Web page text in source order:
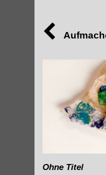
Ohne Titel